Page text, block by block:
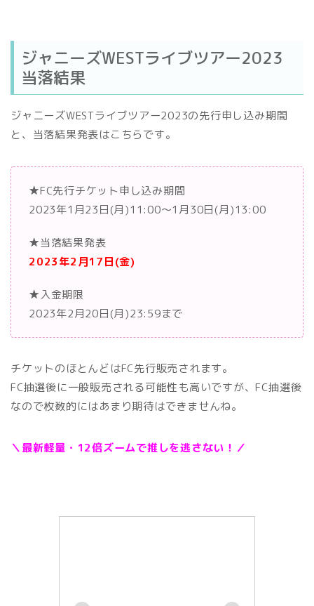
ジャニーズWESTライブツアー2023
当落結果
ジャニーズWESTライブツアー2023の先行申し込み期間
と、当落結果発表はこちらです。
★FC先行チケット申し込み期間
2023年1月23日(月)11:00〜1月30日(月)13:00
★当落結果発表
2023年2月17日(金)
★入金期限
2023年2月20日(月)23:59まで
チケットのほとんどはFC先行販売されます。
FC抽選後に一般販売される可能性も高いですが、FC抽選後
なので枚数的にはあまり期待はできませんね。
＼最新軽量・12倍ズームで推しを逃さない！／